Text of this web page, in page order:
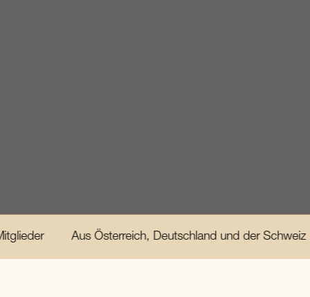
Aus Österreich, Deutschland und der Schweiz Im